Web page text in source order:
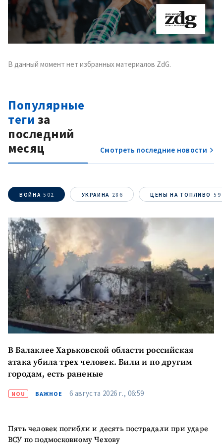
ПОДДЕРЖАТЬ
В данный момент нет избранных материалов ZdG.
Популярные
теги за
последний
месяц
Смотреть последние новости
ВОЙНА 502 УКРАИНА 286 ЦЕНЫ НА ТОПЛИВО 59
В Балаклее Харьковской области российская
атака убила трех человек. Били и по другим
городам, есть раненые
NOU ВАЖНОЕ 6 августа 2026 г., 06:59
Пять человек погибли и десять пострадали при ударе
ВСУ по подмосковному Чехову